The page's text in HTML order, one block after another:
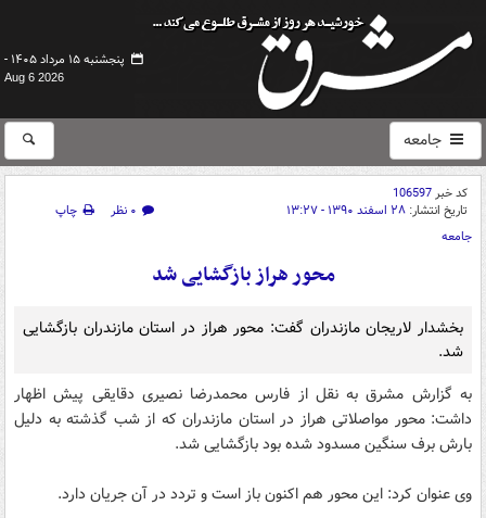
پنجشنبه ۱۵ مرداد ۱۴۰۵ -
Aug 6 2026
جامعه
کد خبر106597
تاریخ انتشار: ۲۸ اسفند ۱۳۹۰ - ۱۳:۲۷ ۰ نظر
چاپ
جامعه
محور هراز بازگشایی شد
بخشدار لاریجان مازندران گفت: محور هراز در استان مازندران بازگشایی
شد.
به گزارش مشرق به نقل از فارس محمدرضا نصیری دقایقی پیش اظهار
داشت: محور مواصلاتی هراز در استان مازندران که از شب گذشته به دلیل
بارش برف سنگین مسدود شده بود بازگشایی شد.
وی عنوان کرد: این محور هم اکنون باز است و تردد در آن جریان دارد.